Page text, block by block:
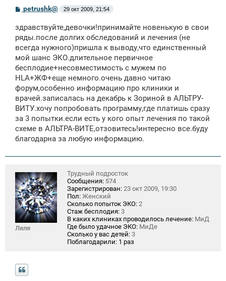
С
о
б
щ
е
н
и
petrushk@ 29 окт 2009, 21:54
здравствуйте,девочки!принимайте новенькую в свои
ряды.после долгих обследований и лечения (не
всегда нужного)пришла к выводу,что единственный
мой шанс ЭКО.длительное первичное
бесплодие+несовместимость с мужем по
HLA+ЖФ+еще немного.очень давно читаю
форум,особенно информацию про клиники и
врачей.записалась на декабрь к Зориной в АЛЬТРУ-
ВИТУ.хочу попробовать программу,где платишь сразу
за 3 попытки.если есть у кого опыт лечения по такой
схеме в АЛЬТРА-ВИТЕ,отзовитесь!интересно все.буду
благодарна за любую информацию.
Ляля
Трудный подросток
Сообщения: 574
Зарегистрирован: 23 окт 2009, 19:30
Пол: Женский
Сколько попыток ЭКО: 2
Стаж бесплодия: 3
В каких клиниках проводилось лечение: МиД
Где было удачное ЭКО: МиДе
Сколько у вас детей: 3
Поблагодарили: 1 раз